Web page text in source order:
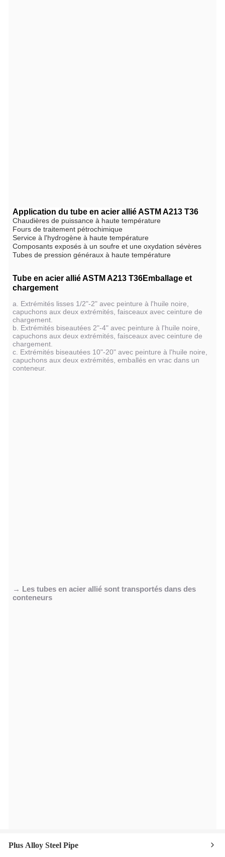
Application du tube en acier allié ASTM A213 T36
Chaudières de puissance à haute température
Fours de traitement pétrochimique
Service à l'hydrogène à haute température
Composants exposés à un soufre et une oxydation sévères
Tubes de pression généraux à haute température
Tube en acier allié ASTM A213 T36Emballage et
chargement
a. Extrémités lisses 1/2"-2" avec peinture à l'huile noire,
capuchons aux deux extrémités, faisceaux avec ceinture de
chargement.
b. Extrémités biseautées 2"-4" avec peinture à l'huile noire,
capuchons aux deux extrémités, faisceaux avec ceinture de
chargement.
c. Extrémités biseautées 10"-20" avec peinture à l'huile noire,
capuchons aux deux extrémités, emballés en vrac dans un
conteneur.
→ Les tubes en acier allié sont transportés dans des
conteneurs
Plus Alloy Steel Pipe